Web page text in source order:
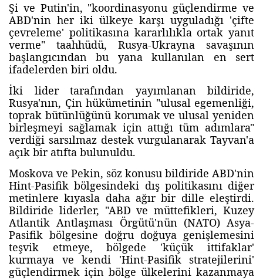
Şi ve Putin'in, "koordinasyonu güçlendirme ve
ABD'nin her iki ülkeye karşı uyguladığı 'çifte
çevreleme' politikasına kararlılıkla ortak yanıt
verme" taahhüdü, Rusya-Ukrayna savaşının
başlangıcından bu yana kullanılan en sert
ifadelerden biri oldu.
İki lider tarafından yayımlanan bildiride,
Rusya'nın, Çin hükümetinin "ulusal egemenliği,
toprak bütünlüğünü korumak ve ulusal yeniden
birleşmeyi sağlamak için attığı tüm adımlara"
verdiği sarsılmaz destek vurgulanarak Tayvan'a
açık bir atıfta bulunuldu.
Moskova ve Pekin, söz konusu bildiride ABD'nin
Hint-Pasifik bölgesindeki dış politikasını diğer
metinlere kıyasla daha ağır bir dille eleştirdi.
Bildiride liderler, "ABD ve müttefikleri, Kuzey
Atlantik Antlaşması Örgütü'nün (NATO) Asya-
Pasifik bölgesine doğru doğuya genişlemesini
teşvik etmeye, bölgede 'küçük ittifaklar'
kurmaya ve kendi 'Hint-Pasifik stratejilerini'
güçlendirmek için bölge ülkelerini kazanmaya